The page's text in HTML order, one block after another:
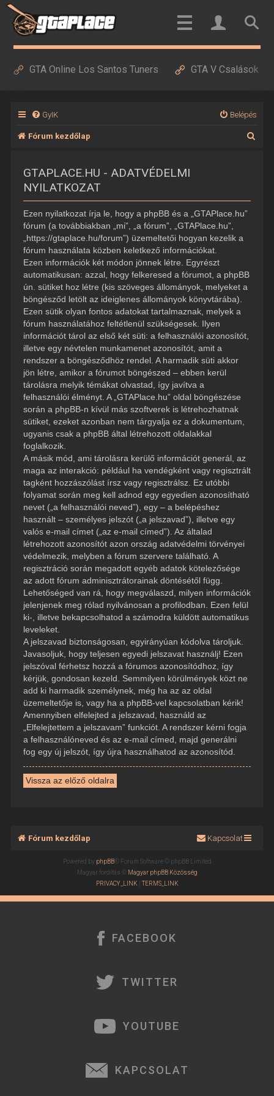
GTA Online Los Santos Tuners GTA V Csalások
GyIK Belépés
Fórum kezdőlap
GTAPLACE.HU - ADATVÉDELMI
NYILATKOZAT
Ezen nyilatkozat írja le, hogy a phpBB és a „GTAPlace.hu”
fórum (a továbbiakban „mi”, „a fórum”, „GTAPlace.hu”,
„https://gtaplace.hu/forum”) üzemeltetői hogyan kezelik a
fórum használata közben keletkező információkat.
Ezen információk két módon jönnek létre. Egyrészt
automatikusan: azzal, hogy felkeresed a fórumot, a phpBB
ún. sütiket hoz létre (kis szöveges állományok, melyeket a
böngésződ letölt az ideiglenes állományok könyvtárába).
Ezen sütik olyan fontos adatokat tartalmaznak, melyek a
fórum használatához feltétlenül szükségesek. Ilyen
információt tárol az első két süti: a felhasználói azonosítót,
illetve egy névtelen munkamenet azonosítót, amit a
rendszer a böngésződhöz rendel. A harmadik süti akkor
jön létre, amikor a fórumot böngészed – ebben kerül
tárolásra melyik témákat olvastad, így javítva a
felhasználói élményt. A „GTAPlace.hu” oldal böngészése
során a phpBB-n kívül más szoftverek is létrehozhatnak
sütiket, ezeket azonban nem tárgyalja ez a dokumentum,
ugyanis csak a phpBB által létrehozott oldalakkal
foglalkozik.
A másik mód, ami tárolásra kerülő információt generál, az
maga az interakció: például ha vendégként vagy regisztrált
tagként hozzászólást írsz vagy regisztrálsz. Ez utóbbi
folyamat során meg kell adnod egy egyedien azonosítható
nevet („a felhasználói neved”), egy – a belépéshez
használt – személyes jelszót („a jelszavad”), illetve egy
valós e-mail címet („az e-mail címed”). Az általad
létrehozott azonosítót azon ország adatvédelmi törvényei
védelmezik, melyben a fórum szervere található. A
regisztráció során megadott egyéb adatok kötelezősége
az adott fórum adminisztrátorainak döntésétől függ.
Lehetőséged van rá, hogy megválaszd, milyen információk
jelenjenek meg rólad nyilvánosan a profilodban. Ezen felül
ki-, illetve bekapcsolhatod a számodra küldött automatikus
leveleket.
A jelszavad biztonságosan, egyirányúan kódolva tároljuk.
Javasoljuk, hogy teljesen egyedi jelszavat használj! Ezen
jelszóval férhetsz hozzá a fórumos azonosítódhoz, így
kérjük, gondosan kezeld. Semmilyen körülmények közt ne
add ki harmadik személynek, még ha az az oldal
üzemeltetője is, vagy ha a phpBB-vel kapcsolatban kérik!
Amennyiben elfelejted a jelszavad, használd az
„Elfelejtettem a jelszavam” funkciót. A rendszer kérni fogja
a felhasználóneved és az e-mail címed, majd generálni
fog egy új jelszót, így újra használhatod az azonosítód.
Vissza az előző oldalra
Fórum kezdőlap Kapcsolat
Powered by phpBB® Forum Software © phpBB Limited
Magyar fordítás © Magyar phpBB Közösség
PRIVACY_LINK |TERMS_LINK
FACEBOOK
TWITTER
YOUTUBE
KAPCSOLAT